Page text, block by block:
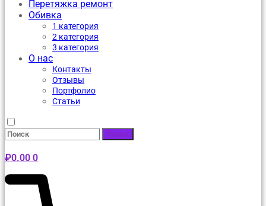
Перетяжка ремонт
Обивка
1 категория
2 категория
3 категория
О нас
Контакты
Отзывы
Портфолио
Статьи
Поиск
₽0.00 0